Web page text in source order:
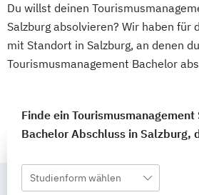
Du willst deinen
Salzburg absolvieren? Wir haben für
mit Standort in Salzburg, an denen
Tourismusmanagement Bachelor
Finde ein
Bachelor Abschluss in Salzburg,
Studienform wählen